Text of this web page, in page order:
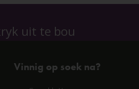
uit te bou
Vinnig op soek na?